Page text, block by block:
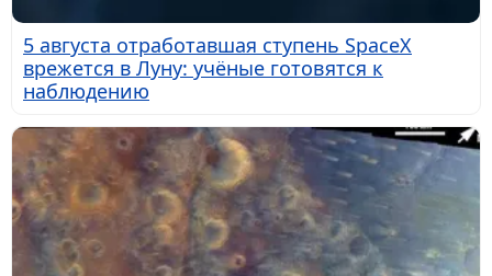
5 августа отработавшая ступень SpaceX
врежется в Луну: учёные готовятся к
наблюдению